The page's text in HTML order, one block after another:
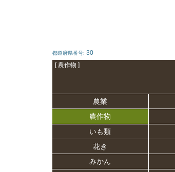
都道府県番号: 30
[ 農作物 ]
農業
農作物
いも類
花き
みかん